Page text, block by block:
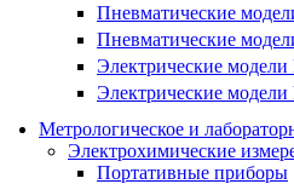
Пневматические
Пневматические
Электрические модели
Электрические модели
Метрологическое и
Электрохимические
Портативные приборы